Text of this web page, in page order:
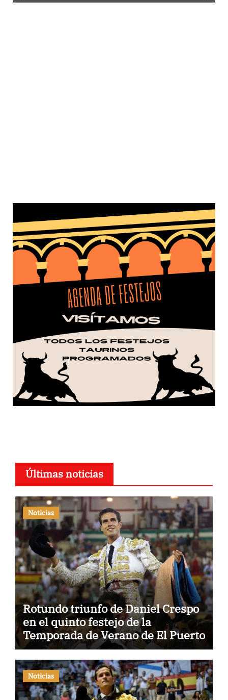
Últimas noticias
Noticias
Rotundo triunfo de Daniel Crespo
en el quinto festejo de la
Temporada de Verano de El Puerto
Noticias